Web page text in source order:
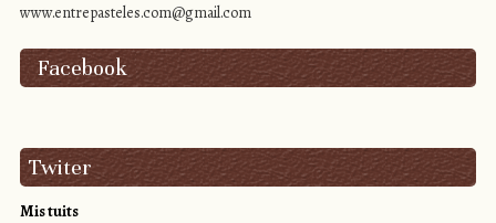
www.entrepasteles.com@gmail.com
Facebook
Twiter
Mis tuits